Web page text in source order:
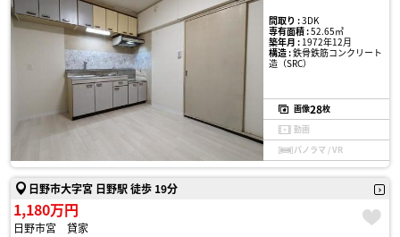
間取り :3DK
専有面積 :52.65㎡
築年月 :1972年12月
構造 :鉄骨鉄筋コンクリート
造（SRC）
画像28枚
動画
パノラマ / VR
日野市大字宮 日野駅 徒歩 19分
1,180万円
日野市宮 貸家